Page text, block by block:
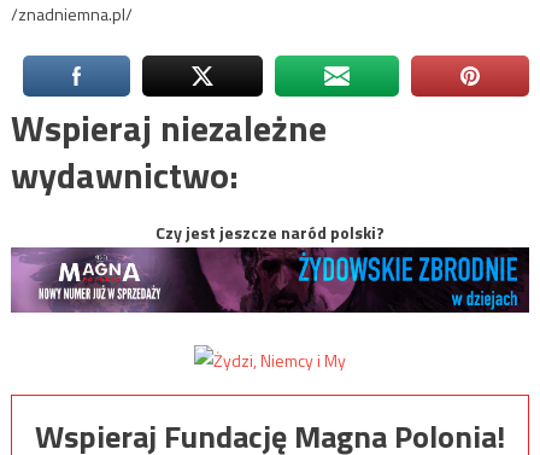
/znadniemna.pl/
Wspieraj niezależne
wydawnictwo:
Czy jest jeszcze naród polski?
Wspieraj Fundację Magna Polonia!